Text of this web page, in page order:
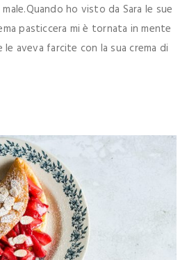
ho visto da Sara le sue
pasticcera mi è tornata in mente
aveva farcite con la sua crema di